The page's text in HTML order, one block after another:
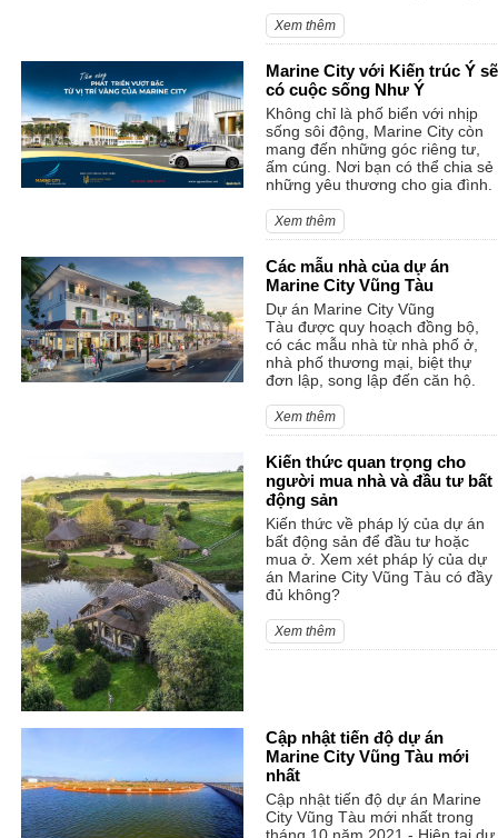
Xem thêm
Marine City với Kiến trúc Ý sẽ
có cuộc sống Như Ý
Không chỉ là phố biển với nhịp
sống sôi động, Marine City còn
mang đến những góc riêng tư,
ấm cúng. Nơi bạn có thể chia sẻ
những yêu thương cho gia đình.
Xem thêm
Các mẫu nhà của dự án
Marine City Vũng Tàu
Dự án Marine City Vũng
Tàu được quy hoạch đồng bộ,
có các mẫu nhà từ nhà phố ở,
nhà phố thương mại, biệt thự
đơn lập, song lập đến căn hộ.
Xem thêm
Kiến thức quan trọng cho
người mua nhà và đầu tư bất
động sản
Kiến thức về pháp lý của dự án
bất động sản để đầu tư hoặc
mua ở. Xem xét pháp lý của dự
án Marine City Vũng Tàu có đầy
đủ không?
Xem thêm
Cập nhật tiến độ dự án
Marine City Vũng Tàu mới
nhất
Cập nhật tiến độ dự án Marine
City Vũng Tàu mới nhất trong